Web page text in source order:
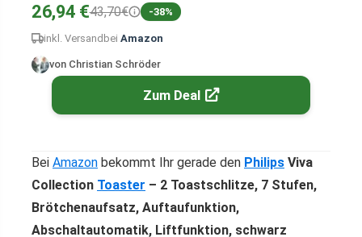
26,94 €43,70€ -38%
inkl. Versand bei Amazon
von Christian Schröder
Zum Deal
Bei Amazon bekommt Ihr gerade den Philips Viva
Collection Toaster – 2 Toastschlitze, 7 Stufen,
Brötchenaufsatz, Auftaufunktion,
Abschaltautomatik, Liftfunktion, schwarz